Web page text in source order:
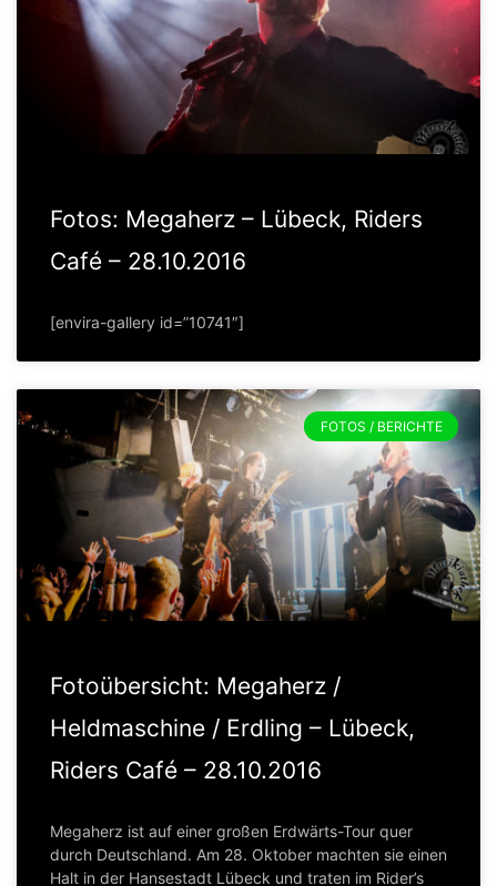
Fotos: Megaherz – Lübeck, Riders
Café – 28.10.2016
[envira-gallery id=”10741″]
FOTOS / BERICHTE
Fotoübersicht: Megaherz /
Heldmaschine / Erdling – Lübeck,
Riders Café – 28.10.2016
Megaherz ist auf einer großen Erdwärts-Tour quer
durch Deutschland. Am 28. Oktober machten sie einen
Halt in der Hansestadt Lübeck und traten im Rider’s